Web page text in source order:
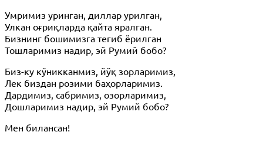
Умримиз уринган, диллар урилган,
Улкан оғриқларда қайта яралган.
Бизнинг бошимизга тегиб ёрилган
Тошларимиз надир, эй Румий бобо?
Биз-ку кўникканмиз, йўқ зорларимиз,
Лек биздан розими баҳорларимиз.
Дардимиз, сабримиз, озорларимиз,
Дошларимиз надир, эй Румий бобо?
Мен билансан!